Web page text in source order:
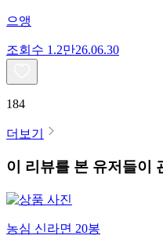
으앵
조회수 1.2만26.06.30
184
더보기
이 리뷰를 본 유저들이
농심 신라면 20봉